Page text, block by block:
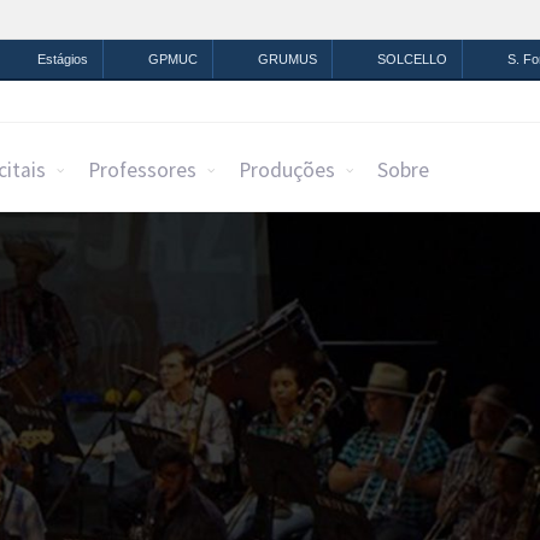
Legislação Canais
Estágios GPMUC GRUMUS SOLCELLO S.
Professores Produções Sobre